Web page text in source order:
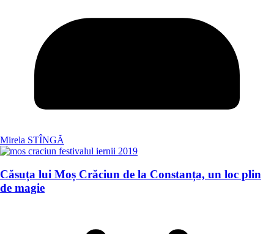
Mirela STÎNGĂ
Căsuța lui Moș Crăciun de la Constanța, un loc plin
de magie